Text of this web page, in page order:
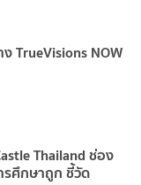
TrueVisions NOW
Thailand ช่อง
ศึกษาถูก ชี้วัด